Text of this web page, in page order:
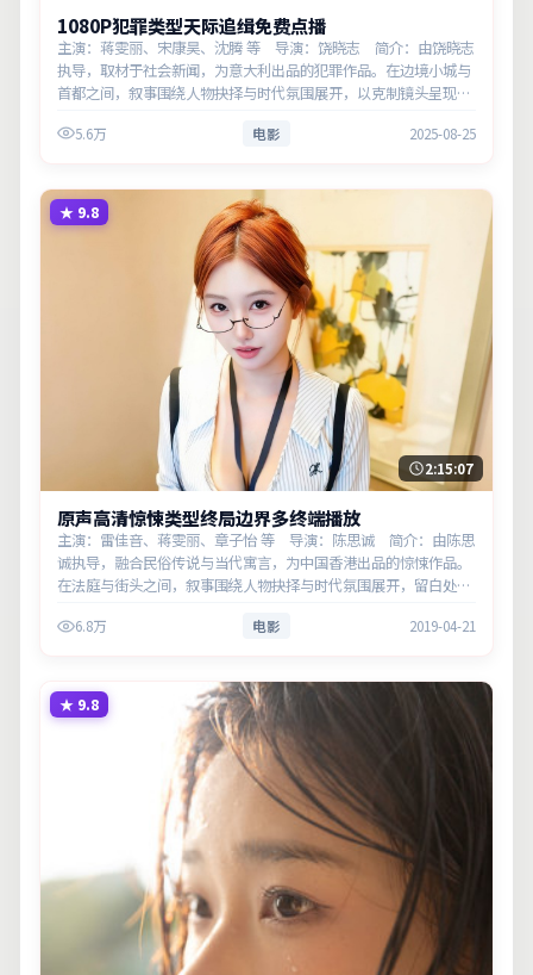
1080P犯罪类型天际追缉免费点播
主演：蒋雯丽、宋康昊、沈腾 等 导演：饶晓志 简介：由饶晓志
执导，取材于社会新闻，为意大利出品的犯罪作品。在边境小城与
首都之间，叙事围绕人物抉择与时代氛围展开，以克制镜头呈现群
5.6万 电影 2025-08-25
★ 9.8
2:15:07
原声高清惊悚类型终局边界多终端播放
主演：雷佳音、蒋雯丽、章子怡 等 导演：陈思诚 简介：由陈思
诚执导，融合民俗传说与当代寓言，为中国香港出品的惊悚作品。
在法庭与街头之间，叙事围绕人物抉择与时代氛围展开，留白处余
现实意义。
6.8万 电影 2019-04-21
★ 9.8